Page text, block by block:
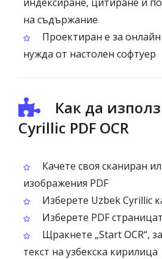
на съдържание
Проектиран е за
нужда от настолен софтуер
Как да
Cyrillic PDF OCR
Качете своя сканиран
изображения PDF
Изберете Uzbek Cyrillic
Изберете PDF
Щракнете „Start OCR“,
текст на узбекска кирилица